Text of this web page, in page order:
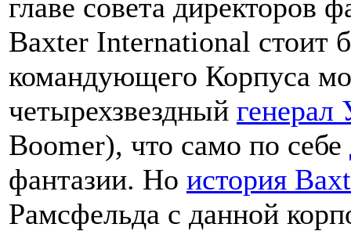
главе совета директоров
Baxter International стоит
командующего Корпуса
четырехзвездный генерал
Boomer), что само по себе
фантазии. Но история
Рамсфельда с данной